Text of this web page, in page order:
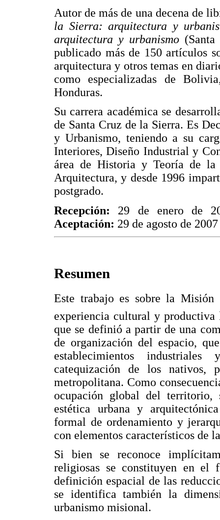
Autor de más de una decena de
la Sierra: arquitectura y
arquitectura y urbanismo
publicado más de 150 artículos
arquitectura y otros temas en
como especializadas de
Honduras.
Su carrera académica se
de Santa Cruz de la Sierra. Es
y Urbanismo, teniendo a su
Interiores, Diseño Industrial y
área de Historia y Teoría de
Arquitectura, y desde 1996
postgrado.
Recepción: 29 de enero de
Aceptación: 29 de agosto de 2007
Resumen
Este trabajo es sobre la Misión
experiencia cultural y
que se definió a partir de una
de organización del espacio,
establecimientos
catequización de los
metropolitana. Como
ocupación global del territorio,
estética urbana y
formal de ordenamiento y
con elementos característicos de
Si bien se reconoce
religiosas se constituyen en el
definición espacial de las
se identifica también la
urbanismo misional.